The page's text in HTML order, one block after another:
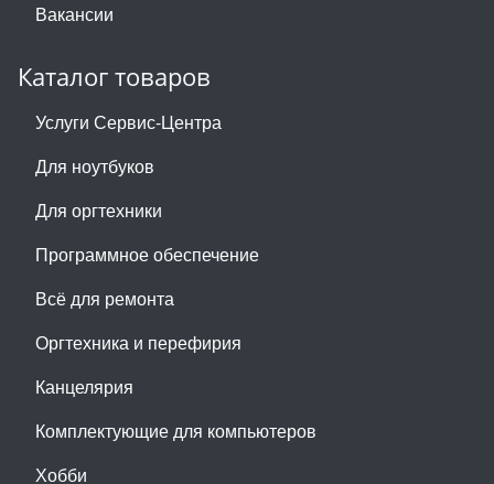
Вакансии
Каталог товаров
Услуги Сервис-Центра
Для ноутбуков
Для оргтехники
Программное обеспечение
Всё для ремонта
Оргтехника и перефирия
Канцелярия
Комплектующие для компьютеров
Хобби